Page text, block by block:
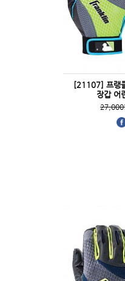
[21107] 프랭
장갑 어
27,000